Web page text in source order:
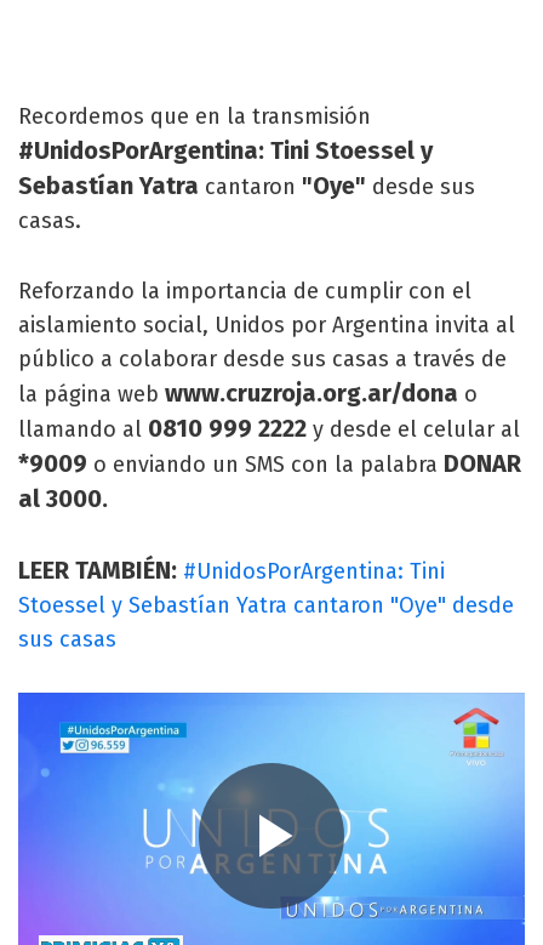
Recordemos que en la transmisión
#UnidosPorArgentina: Tini Stoessel y
Sebastían Yatra cantaron "Oye" desde sus
casas.
Reforzando la importancia de cumplir con el
aislamiento social, Unidos por Argentina invita al
público a colaborar desde sus casas a través de
la página web www.cruzroja.org.ar/dona o
llamando al 0810 999 2222 y desde el celular al
*9009 o enviando un SMS con la palabra DONAR
al 3000.
LEER TAMBIÉN: #UnidosPorArgentina: Tini
Stoessel y Sebastían Yatra cantaron "Oye" desde
sus casas